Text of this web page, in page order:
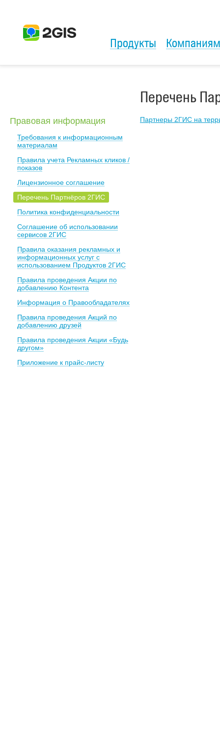
Продукты Компаниям
Правовая информация
Требования к информационным
материалам
Правила учета Рекламных кликов /
показов
Лицензионное соглашение
Перечень Партнёров 2ГИС
Политика конфиденциальности
Соглашение об использовании
сервисов 2ГИС
Правила оказания рекламных и
информационных услуг с
использованием Продуктов 2ГИС
Правила проведения Акции по
добавлению Контента
Информация о Правообладателях
Правила проведения Акций по
добавлению друзей
Правила проведения Акции «Будь
другом»
Приложение к прайс-листу
Перечень
Партнеры 2ГИС на